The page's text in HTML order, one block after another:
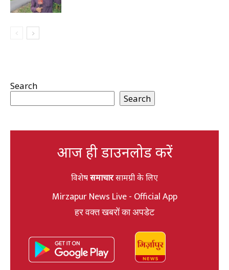
Search
Search
आज ही डाउनलोड करें
विशेषसमाचारसामग्री के लिए
Mirzapur News Live - Official App
हर वक्त खबरों का अपडेट